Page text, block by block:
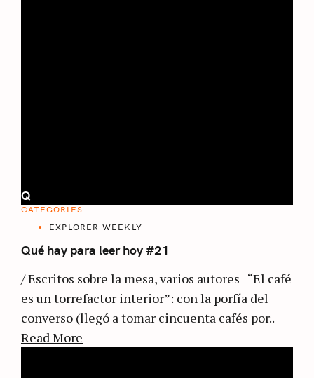
Q
CATEGORIES
EXPLORER WEEKLY
Qué hay para leer hoy #21
/ Escritos sobre la mesa, varios autores “El café
es un torrefactor interior”: con la porfía del
converso (llegó a tomar cincuenta cafés por..
Read More